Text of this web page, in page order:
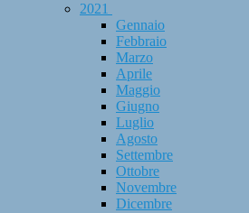
2021
Gennaio
Febbraio
Marzo
Aprile
Maggio
Giugno
Luglio
Agosto
Settembre
Ottobre
Novembre
Dicembre